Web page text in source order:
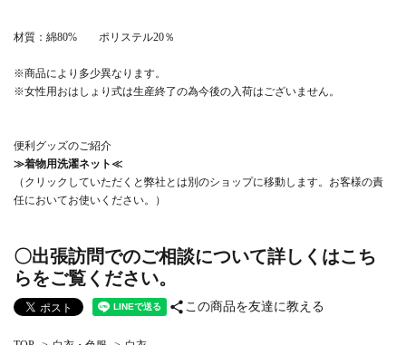
材質：綿80% ポリステル20％
※商品により多少異なります。
※女性用おはしょり式は生産終了の為今後の入荷はございません。
便利グッズのご紹介
≫着物用洗濯ネット≪
（クリックしていただくと弊社とは別のショップに移動します。お客様の責
任においてお使いください。）
〇出張訪問でのご相談について詳しくはこち
らをご覧ください。
share この商品を友達に教える